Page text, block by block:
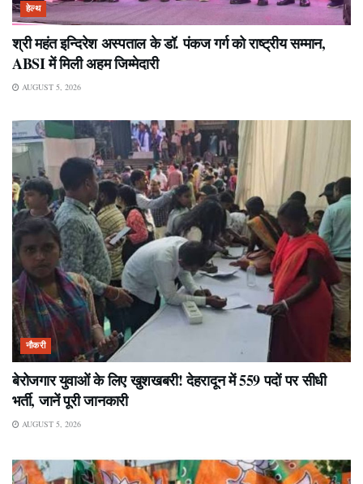
हेल्थ
श्री महंत इन्दिरेश अस्पताल के डॉ. पंकज गर्ग को राष्ट्रीय सम्मान,
ABSI में मिली अहम जिम्मेदारी
AUGUST 5, 2026
नौकरी
बेरोजगार युवाओं के लिए खुशखबरी! देहरादून में 559 पदों पर सीधी
भर्ती, जानें पूरी जानकारी
AUGUST 5, 2026